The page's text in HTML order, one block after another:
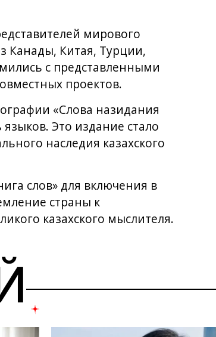
мирового
Канады, Китая, Турции,
с представленными
проектов.
«Слова назидания
Это издание стало
наследия казахского
слов» для включения в
страны к
казахского мыслителя.